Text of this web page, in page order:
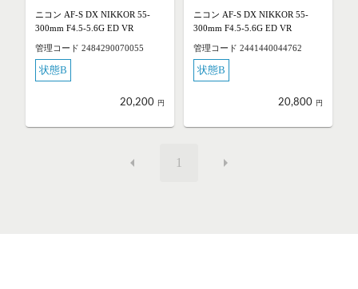
ニコン AF-S DX NIKKOR 55-
300mm F4.5-5.6G ED VR
管理コード 2484290070055
状態B
20,200 円
ニコン AF-S DX NIKKOR 55-
300mm F4.5-5.6G ED VR
管理コード 2441440044762
状態B
20,800 円
1